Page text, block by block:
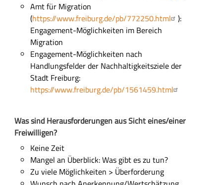
Amt für Migration
(https://www.freiburg.de/pb/772250.html
):
Engagement-Möglichkeiten im Bereich
Migration
Engagement-Möglichkeiten nach
Handlungsfelder der Nachhaltigkeitsziele der
Stadt Freiburg:
https://www.freiburg.de/pb/1561459.html
Was sind Herausforderungenaus Sicht eines/einer
Freiwilligen?
Keine Zeit
Mangel an Überblick:Was gibt es zu tun?
Zu viele Möglichkeiten > Überforderung